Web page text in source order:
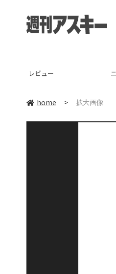
レビュー
home > 拡大画像